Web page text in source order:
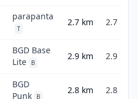
parapanta
T
2.7 km 2.7
BGD Base
Lite
B
2.9 km 2.9
BGD
Punk
B
2.8 km 2.8